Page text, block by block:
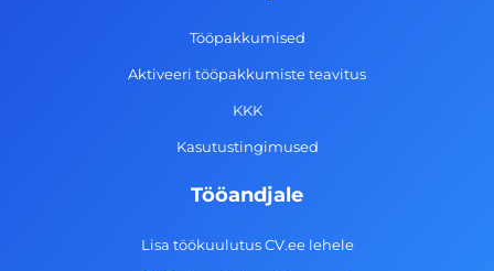
-
r
a
m
i
n
Tööpakkumised
Aktiveeri tööpakkumiste teavitus
KKK
Kasutustingimused
Tööandjale
Lisa töökuulutus CV.ee lehele